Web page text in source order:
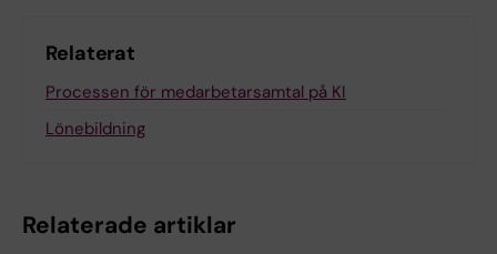
Relaterat
Processen för medarbetarsamtal på KI
Lönebildning
Relaterade artiklar